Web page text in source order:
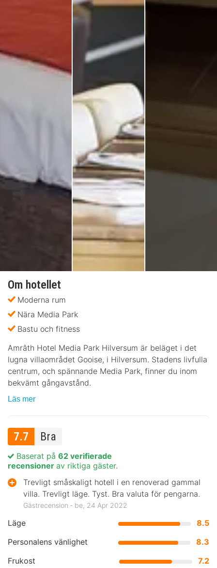
Om hotellet
Moderna rum
Nära Media Park
Bastu och fitness
Amrâth Hotel Media Park Hilversum är beläget i det
lugna villaområdet Gooise, i Hilversum. Stadens livfulla
centrum, och spännande Media Park, finner du inom
bekvämt gångavstånd.
Läs mer
7.7 Bra
Läge
8.5
Personalens vänlighet
8.3
Frukost
7.2
Baserat på 62 verifierade
recensioner av riktiga gäster.
Trevligt småskaligt hotell i en renoverad gammal
villa. Trevligt läge. Tyst. Bra valuta för pengarna.
Gästrecension ‐ be, 24 Apr 2022